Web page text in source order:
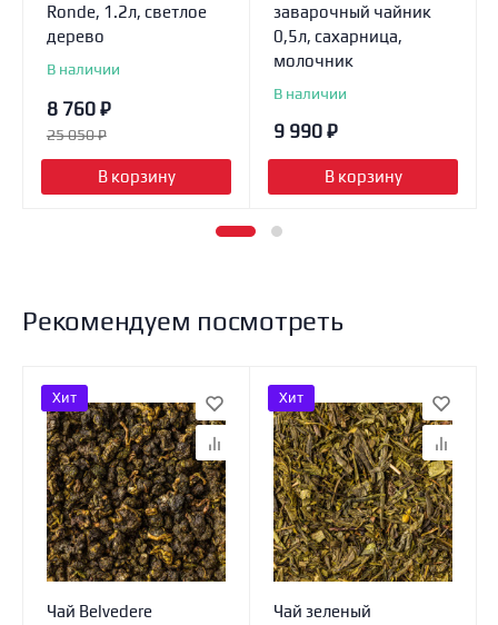
Ronde, 1.2л, светлое
дерево
В наличии
8 760 ₽
25 050₽
В корзину
заварочный чайник
0,5л, сахарница,
молочник
В наличии
9 990 ₽
В корзину
Рекомендуем посмотреть
Чай Belvedere
Хит
Чай зеленый
Хит